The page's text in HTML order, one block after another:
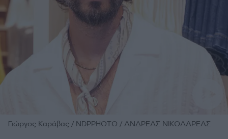
Γιώργος Καράβας / NDPPHOTO / ΑΝΔΡΕΑΣ ΝΙΚΟΛΑΡΕΑΣ